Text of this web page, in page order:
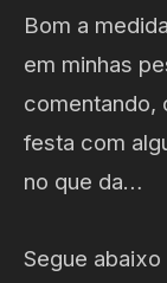
Bom a
em minhas
comentando,
festa com
no que da…
Segue